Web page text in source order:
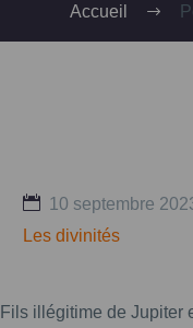
Accueil
10 septembre
Les divinités
Fils illégitime de Jupiter